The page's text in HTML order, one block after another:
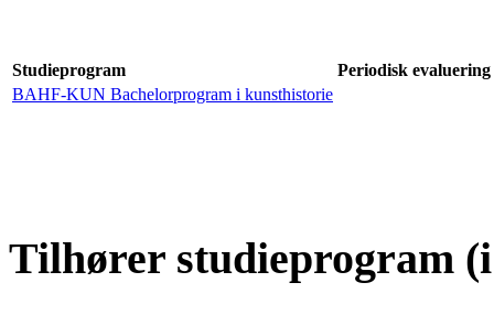
Studieprogram
Periodisk
BAHF-KUN Bachelorprogram i kunsthistorie
Tilhører studieprogram